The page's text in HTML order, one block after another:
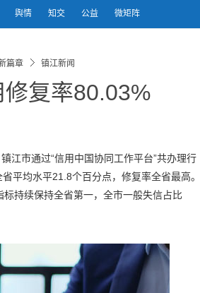
舆情 知交 公益 微矩阵
篇章 镇江新闻
复率80.03%
江市通过“信用中国协同工作平台”共办理行
平均水平21.8个百分点，修复率全省最高。
持续保持全省第一，全市一般失信占比